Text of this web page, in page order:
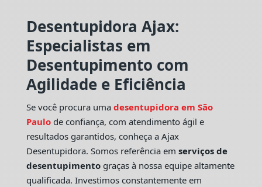
Desentupidora Ajax:
Especialistas em
Desentupimento com
Agilidade e Eficiência
Se você procura uma desentupidora em São
Paulo de confiança, com atendimento ágil e
resultados garantidos, conheça a Ajax
Desentupidora. Somos referência em serviços de
desentupimentograças à nossa equipe altamente
qualificada. Investimos constantemente em